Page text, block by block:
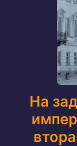
На